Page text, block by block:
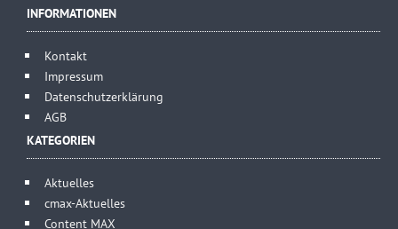
INFORMATIONEN
Kontakt
Impressum
Datenschutzerklärung
AGB
KATEGORIEN
Aktuelles
cmax-Aktuelles
Content MAX